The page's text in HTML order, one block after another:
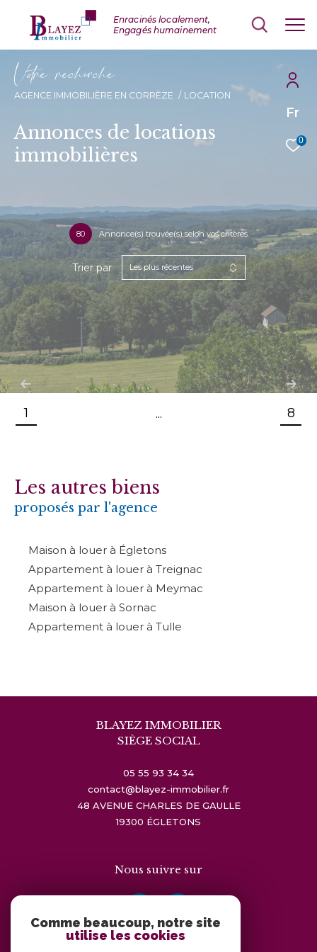
Fr
0
Vore recece
AGENCE IMMOBILIÈRE EN CORRÈZE LOCATION
Annonces de locations
immobilières
80 Annonce(s) trouvée(s) selon vos critères
Trier par Les plus récentes
1 ... 8
Les autres biens
proposés par l'agence
Maison à louer à Égletons
Appartement à louer à Treignac
Appartement à louer à Meymac
Maison à louer à Sornac
Appartement à louer à Tulle
BLAYEZ IMMOBILIER
SIÈGE SOCIAL
05 55 93 34 34
contact@blayez-immobilier.fr
48 AVENUE CHARLES DE GAULLE
19300
ÉGLETONS
Nous suivre sur
Comme beaucoup, notre site
utilise les cookies